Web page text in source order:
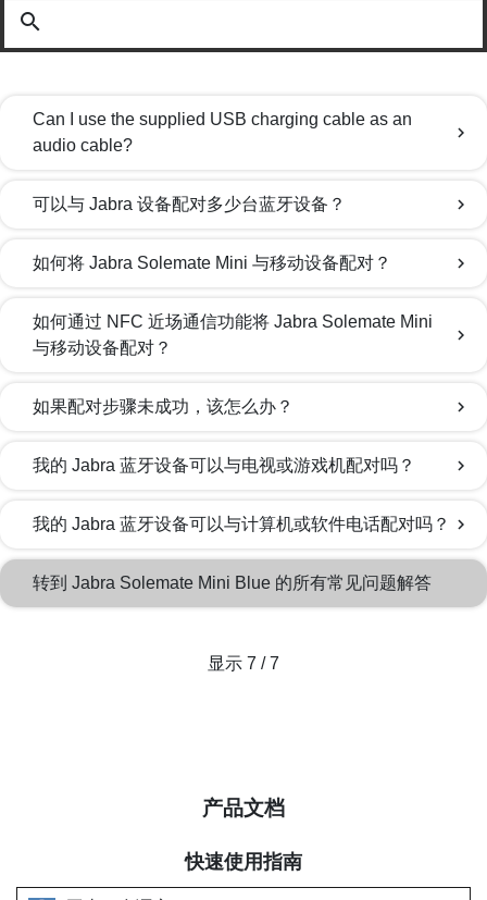
search
Can I use the supplied USB charging cable as an
audio cable?
chevron_right
可以与 Jabra 设备配对多少台蓝牙设备？ chevron_right
如何将 Jabra Solemate Mini 与移动设备配对？ chevron_right
如何通过 NFC 近场通信功能将 Jabra Solemate Mini
与移动设备配对？
chevron_right
如果配对步骤未成功，该怎么办？ chevron_right
我的 Jabra 蓝牙设备可以与电视或游戏机配对吗？ chevron_right
我的 Jabra 蓝牙设备可以与计算机或软件电话配对吗？ chevron_right
转到 Jabra Solemate Mini Blue 的所有常见问题解答
显示 7 / 7
产品文档
快速使用指南